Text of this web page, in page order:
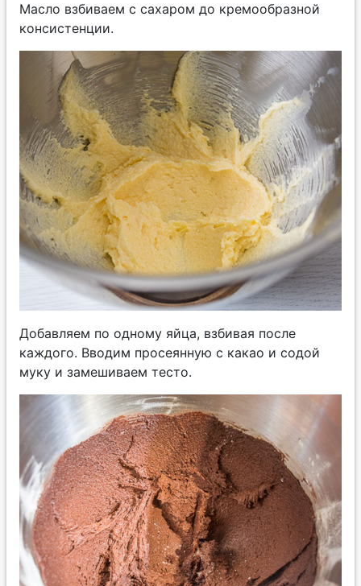
Масло взбиваем с сахаром до кремообразной
консистенции.
Добавляем по одному яйца, взбивая после
каждого. Вводим просеянную с какао и содой
муку и замешиваем тесто.